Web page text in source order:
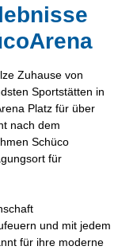
Zuhause von
Sportstätten in
Platz für über
nach dem
Schüco
für
und mit jedem
für ihre moderne